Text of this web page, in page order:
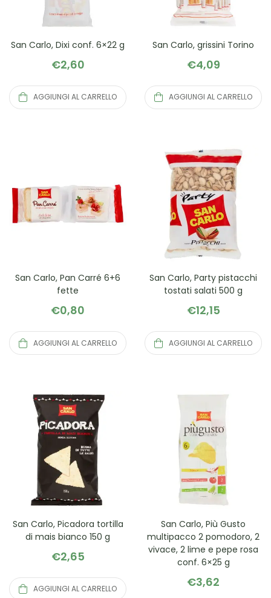
San Carlo, Dixi conf. 6×22 g
€2,60
AGGIUNGI AL CARRELLO
San Carlo, grissini Torino
€4,09
AGGIUNGI AL CARRELLO
San Carlo, Pan Carré 6+6
fette
€0,80
AGGIUNGI AL CARRELLO
San Carlo, Party pistacchi
tostati salati 500 g
€12,15
AGGIUNGI AL CARRELLO
San Carlo, Picadora tortilla
di mais bianco 150 g
€2,65
AGGIUNGI AL CARRELLO
San Carlo, Più Gusto
multipacco 2 pomodoro, 2
vivace, 2 lime e pepe rosa
conf. 6×25 g
€3,62